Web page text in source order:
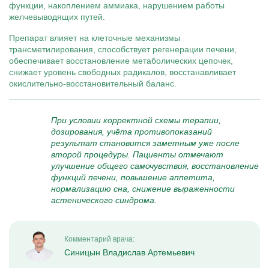
функции, накоплением аммиака, нарушением работы
желчевыводящих путей.
Препарат влияет на клеточные механизмы
трансметилирования, способствует регенерации печени,
обеспечивает восстановление метаболических цепочек,
снижает уровень свободных радикалов, восстанавливает
окислительно-восстановительный баланс.
При условии корректной схемы терапии,
дозирования, учёта противопоказаний
результат становится заметным уже после
второй процедуры. Пациенты отмечают
улучшение общего самочувствия, восстановление
функций печени, повышение аппетита,
нормализацию сна, снижение выраженности
астенического синдрома.
Комментарий врача:
Синицын Владислав Артемьевич